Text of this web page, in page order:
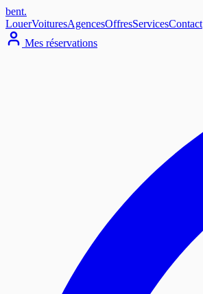
bent.
LouerVoituresAgencesOffresServicesContact
Mes réservations